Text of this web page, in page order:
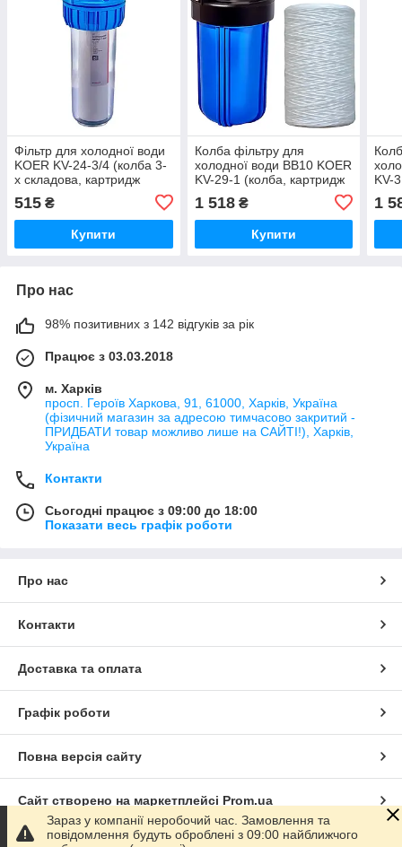
Фільтр для холодної води
KOER KV-24-3/4 (колба 3-
х складова, картридж
(KR5018)
515 ₴
Купити
Колба фільтру для
холодної води ВВ10 KOER
KV-29-1 (колба, картридж
PPR нитка) 8 атмосфер 1"
(KR5447)
1 518₴
Купити
KV-
1
Про нас
98% позитивних з 142 відгуків за рік
Працює з 03.03.2018
м. Харків
просп. Героїв Харкова, 91, 61000, Харків, Україна
(фізичний магазин за адресою тимчасово закритий -
ПРИДБАТИ товар можливо лише на САЙТІ!), Харків,
Україна
Контакти
Сьогодні працює з 09:00 до 18:00
Показати весь графік роботи
Про нас
Контакти
Доставка та оплата
Графік роботи
Повна версія сайту
Сайт створено на маркетплейсі Prom.ua
Політика конфіденційності
Зараз у компанії неробочий час. Замовлення та
повідомлення будуть оброблені з 09:00 найближчого